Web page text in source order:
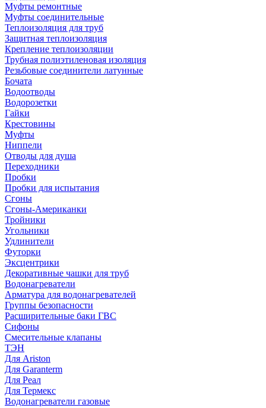
Муфты ремонтные
Муфты соединительные
Теплоизоляция для труб
Защитная теплоизоляция
Крепление теплоизоляции
Трубная полиэтиленовая изоляция
Резьбовые соединители латунные
Бочата
Водоотводы
Водорозетки
Гайки
Крестовины
Муфты
Ниппели
Отводы для душа
Переходники
Пробки
Пробки для испытания
Сгоны
Сгоны-Американки
Тройники
Угольники
Удлинители
Футорки
Эксцентрики
Декоративные чашки для труб
Водонагреватели
Арматура для водонагревателей
Группы безопасности
Расширительные баки ГВС
Сифоны
Смесительные клапаны
ТЭН
Для Ariston
Для Garanterm
Для Реал
Для Термекс
Водонагреватели газовые